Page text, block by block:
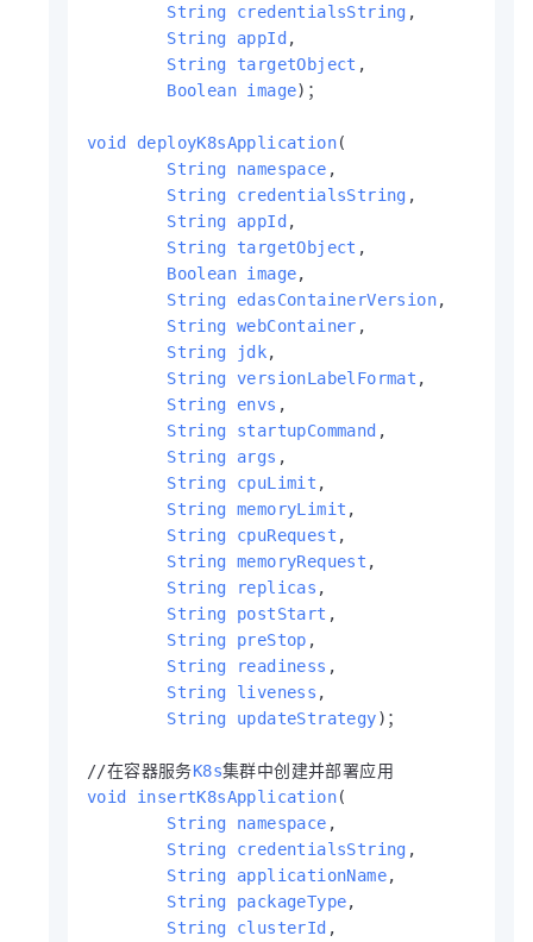
String
credentialsString ,
String
appId ,
String
targetObject ,
Boolean image)；
void deployK8sApplication(
String
namespace ,
String
credentialsString ,
String
appId ,
String
targetObject ,
Boolean image,
String
edasContainerVersion,
String webContainer ,
String
jdk,
String versionLabelFormat ,
String
envs ,
String
startupCommand ,
String
args ,
String
cpuLimit ,
String memoryLimit ,
String
cpuRequest ,
String memoryRequest ,
String
replicas ,
String
postStart ,
String
preStop ,
String
readiness ,
String
liveness ,
String
updateStrategy)；
//在容器服务K8s
void
insertK8sApplication(
String
namespace ,
String
credentialsString ,
String
applicationName,
String
packageType,
String
clusterId ,